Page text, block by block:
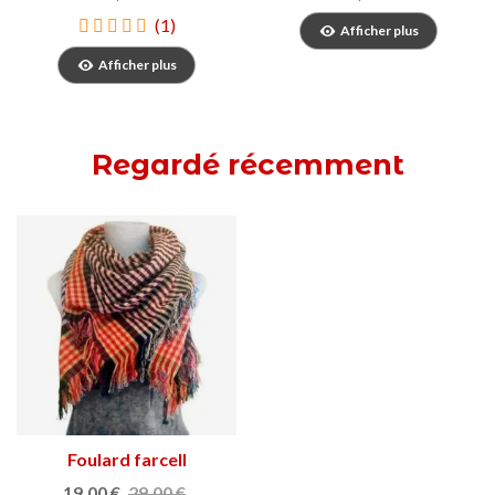
(1)
Afficher plus
Afficher plus
Regardé récemment
Foulard farcell